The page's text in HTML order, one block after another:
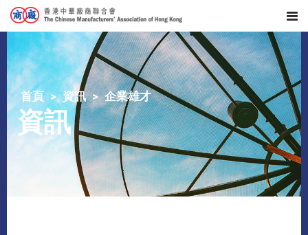
首頁 資訊 企業雄才
資訊